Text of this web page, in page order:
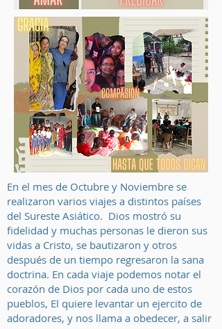
En el mes de Octubre y Noviembre se
realizaron varios viajes a distintos países
del Sureste Asiático. Dios mostró su
fidelidad y muchas personas le dieron sus
vidas a Cristo, se bautizaron y otros
después de un tiempo regresaron la sana
doctrina. En cada viaje podemos notar el
corazón de Dios por cada uno de estos
pueblos, El quiere levantar un ejercito de
adoradores, y nos llama a obedecer, a salir